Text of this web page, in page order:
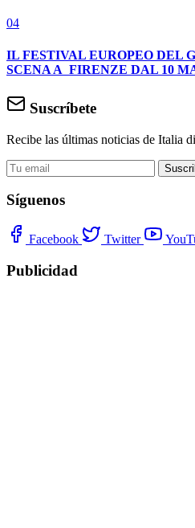
04
IL FESTIVAL EUROPEO DEL
SCENA A FIRENZE DAL 10
Suscríbete
Recibe las últimas noticias de Italia
Síguenos
Facebook Twitter
Publicidad